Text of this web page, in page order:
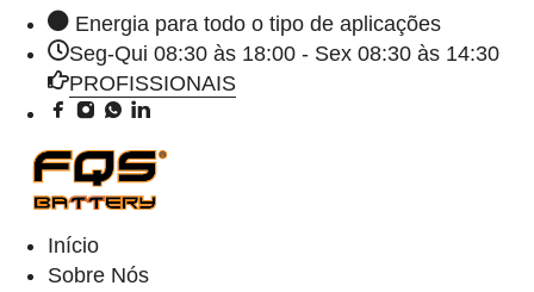
Energia para todo o tipo de aplicações
Seg-Qui 08:30 às 18:00 - Sex 08:30 às 14:30
PROFISSIONAIS
Início
Sobre Nós